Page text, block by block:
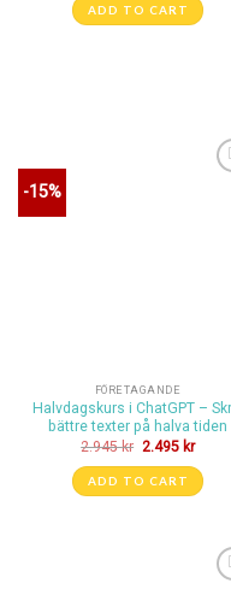
ADD TO CART
-15%
FÖRETAGANDE
Halvdagskurs i ChatGPT –
bättre texter på halva tiden
2.945kr 2.495 kr
ADD TO CART